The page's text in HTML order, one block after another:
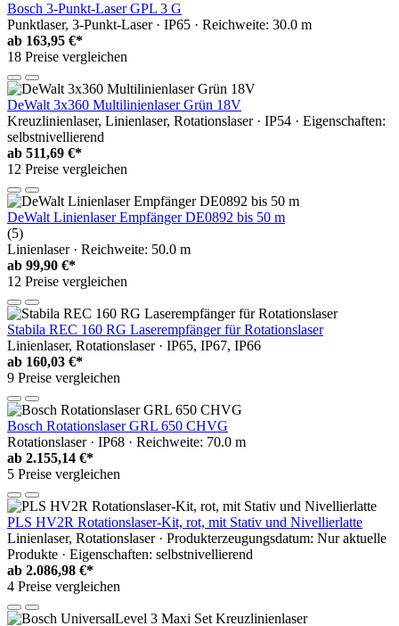
Bosch 3-Punkt-Laser GPL 3 G
Punktlaser, 3-Punkt-Laser · IP65 · Reichweite: 30.0 m
ab 163,95 €*
18 Preise vergleichen
DeWalt 3x360 Multilinienlaser Grün 18V
Kreuzlinienlaser, Linienlaser, Rotationslaser · IP54 · Eigenschaften:
selbstnivellierend
ab 511,69 €*
12 Preise vergleichen
DeWalt Linienlaser Empfänger DE0892 bis 50 m
(5)
Linienlaser · Reichweite: 50.0 m
ab 99,90 €*
12 Preise vergleichen
Stabila REC 160 RG Laserempfänger für Rotationslaser
Linienlaser, Rotationslaser · IP65, IP67, IP66
ab 160,03 €*
9 Preise vergleichen
Bosch Rotationslaser GRL 650 CHVG
Rotationslaser · IP68 · Reichweite: 70.0 m
ab 2.155,14 €*
5 Preise vergleichen
PLS HV2R Rotationslaser-Kit, rot, mit Stativ und Nivellierlatte
Linienlaser, Rotationslaser · Produkterzeugungsdatum: Nur aktuelle
Produkte · Eigenschaften: selbstnivellierend
ab 2.086,98 €*
4 Preise vergleichen